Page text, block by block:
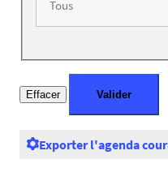
Exporter l'agenda